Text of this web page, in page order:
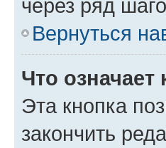
через ряд
Вернуться
Что
Эта кнопка
закончить